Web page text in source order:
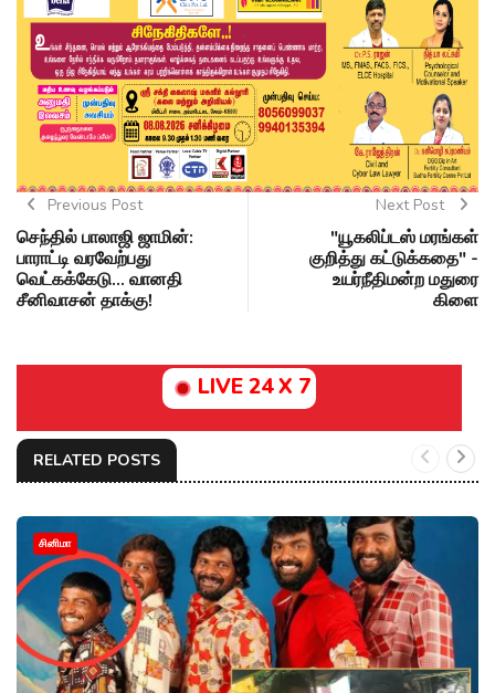
Previous Post
செந்தில் பாலாஜி ஜாமின்:
பாராட்டி வரவேற்பது
வெட்கக்கேடு... வானதி
சீனிவாசன் தாக்கு!
Next Post
"யூகலிப்டஸ் மரங்கள்
குறித்து கட்டுக்கதை" -
உயர்நீதிமன்ற மதுரை
கிளை
LIVE 24 X 7
RELATED POSTS
சினிமா